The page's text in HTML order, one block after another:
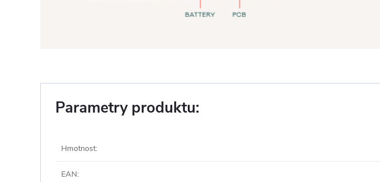
Parametry produktu:
Hmotnost:
EAN: